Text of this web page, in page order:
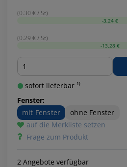
(0.30 € / St)
-3,24 €
(0.29 € / St)
-13,28 €
Menge
sofort lieferbar ¹⁾
Fenster:
mit Fenster
ohne Fenster
auf die Merkliste setzen
Frage zum Produkt
2 Angebote verfügbar